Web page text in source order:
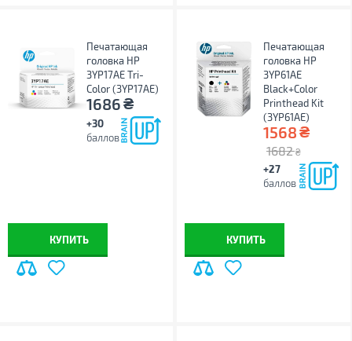
Печатающая
головка HP
3YP17AE Tri-
Color (3YP17AE)
1686₴
+30
баллов
КУПИТЬ
Печатающая
головка HP
3YP61AE
Black+Color
Printhead Kit
(3YP61AE)
1568₴
1682 ₴
+27
баллов
КУПИТЬ